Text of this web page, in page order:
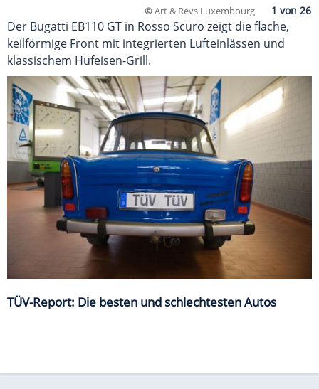
©Art & Revs Luxembourg
Der Bugatti EB110 GT in Rosso Scuro zeigt die flache,
keilförmige Front mit integrierten Lufteinlässen und
klassischem Hufeisen-Grill.
TÜV-Report: Die besten und schlechtesten Autos